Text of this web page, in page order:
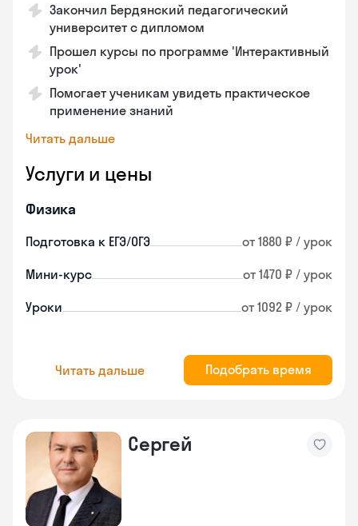
Закончил Бердянский педагогический
университет с дипломом
Прошел курсы по программе 'Интерактивный
урок'
Помогает ученикам увидеть практическое
применение знаний
Читать дальше
Услуги и цены
Физика
Подготовка к ЕГЭ/ОГЭ от 1880 ₽ / урок
Мини-курс от 1470 ₽ / урок
Уроки от 1092 ₽ / урок
Читать дальше Подобрать время
Сергей